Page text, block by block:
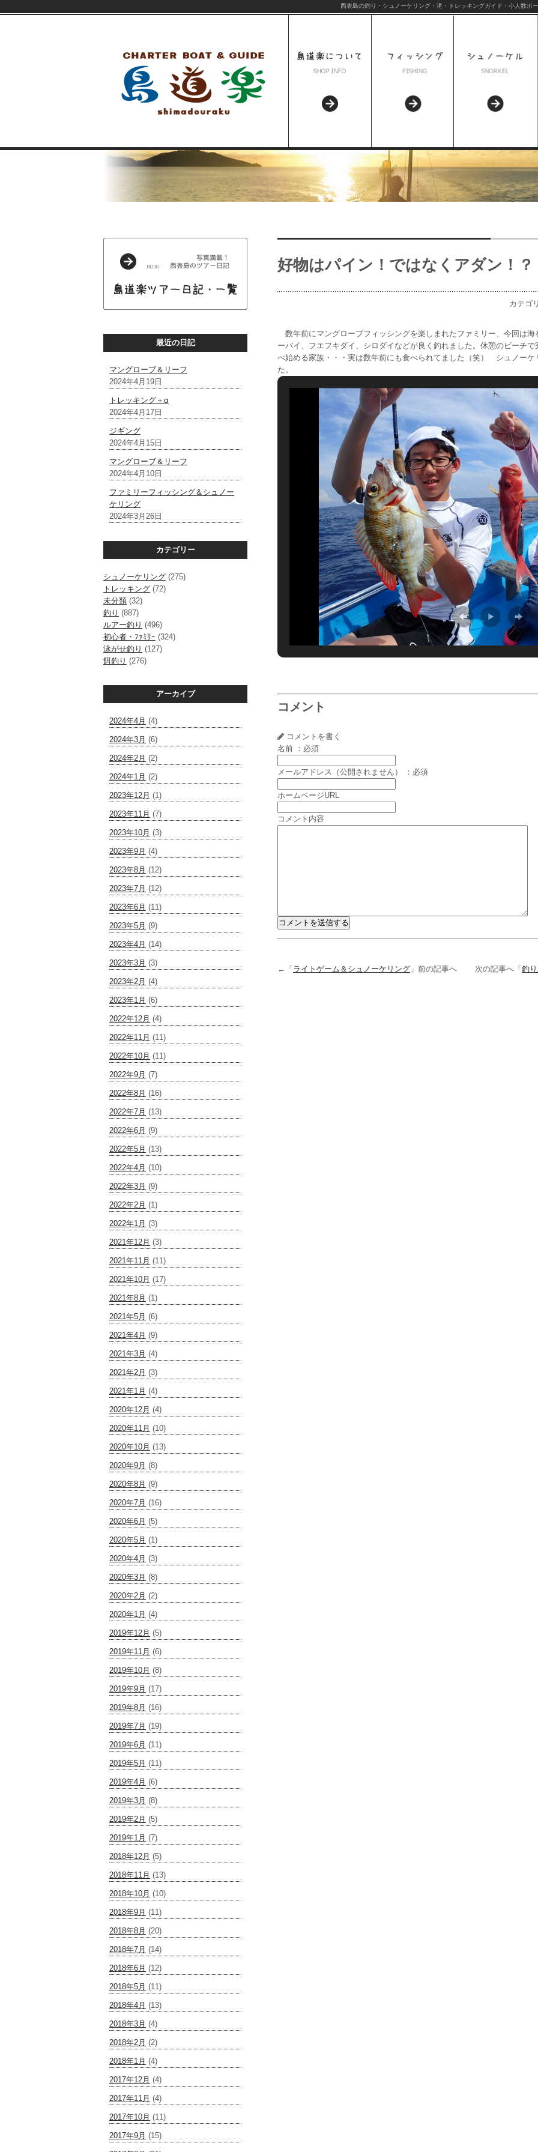
西表島の釣り・シュノーケリング・滝・トレッキングガイド・小人数ボ
最近の日記
マングローブ＆リーフ
2024年4月19日
トレッキング＋α
2024年4月17日
ジギング
2024年4月15日
マングローブ＆リーフ
2024年4月10日
ファミリーフィッシング＆シュノー
ケリング
2024年3月26日
カテゴリー
シュノーケリング (275)
トレッキング (72)
未分類 (32)
釣り (887)
ルアー釣り (496)
初心者・ﾌｧﾐﾘｰ (324)
泳がせ釣り (127)
餌釣り (276)
アーカイブ
2024年4月 (4)
2024年3月 (6)
2024年2月 (2)
2024年1月 (2)
2023年12月 (1)
2023年11月 (7)
2023年10月 (3)
2023年9月 (4)
2023年8月 (12)
2023年7月 (12)
2023年6月 (11)
2023年5月 (9)
2023年4月 (14)
2023年3月 (3)
2023年2月 (4)
2023年1月 (6)
2022年12月 (4)
2022年11月 (11)
2022年10月 (11)
2022年9月 (7)
2022年8月 (16)
2022年7月 (13)
2022年6月 (9)
2022年5月 (13)
2022年4月 (10)
2022年3月 (9)
2022年2月 (1)
2022年1月 (3)
2021年12月 (3)
2021年11月 (11)
2021年10月 (17)
2021年8月 (1)
2021年5月 (6)
2021年4月 (9)
2021年3月 (4)
2021年2月 (3)
2021年1月 (4)
2020年12月 (4)
2020年11月 (10)
2020年10月 (13)
2020年9月 (8)
2020年8月 (9)
2020年7月 (16)
2020年6月 (5)
2020年5月 (1)
2020年4月 (3)
2020年3月 (8)
2020年2月 (2)
2020年1月 (4)
2019年12月 (5)
2019年11月 (6)
2019年10月 (8)
2019年9月 (17)
2019年8月 (16)
2019年7月 (19)
2019年6月 (11)
2019年5月 (11)
2019年4月 (6)
2019年3月 (8)
2019年2月 (5)
2019年1月 (7)
2018年12月 (5)
2018年11月 (13)
2018年10月 (10)
2018年9月 (11)
2018年8月 (20)
2018年7月 (14)
2018年6月 (12)
2018年5月 (11)
2018年4月 (13)
2018年3月 (4)
2018年2月 (2)
2018年1月 (4)
2017年12月 (4)
2017年11月 (4)
2017年10月 (11)
2017年9月 (15)
好物はパイン！ではなくアダン！？
カテゴ
数年前にマングローブフィッシングを楽しまれたファミリー、今回は海
ーバイ、フエフキダイ、シロダイなどが良く釣れました。休憩のビーチ
べ始める家族・・・実は数年前にも食べられてました（笑） シュノーケ
た。
コメント
コメントを書く
名前 ：必須
メールアドレス（公開されません） ：必須
ホームページURL
コメント内容
←「 ライトゲーム＆シュノーケリング 」前の記事へ 次の記事へ「 釣